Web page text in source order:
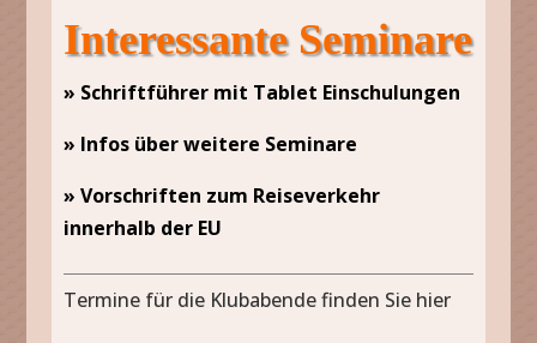
Interessante Seminare
» Schriftführer mit Tablet Einschulungen
» Infos über weitere Seminare
» Vorschriften zum Reiseverkehr
innerhalb der EU
Termine für die Klubabende finden Sie hier